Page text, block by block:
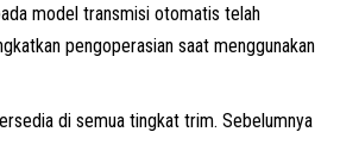
model transmisi otomatis telah
pengoperasian saat menggunakan
di semua tingkat trim. Sebelumnya